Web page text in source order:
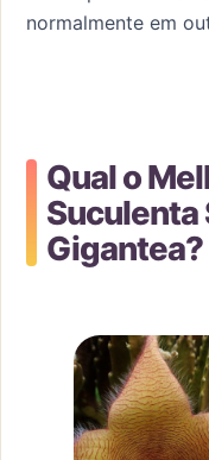
normalmente em
Qual o
Suculenta
Gigantea?